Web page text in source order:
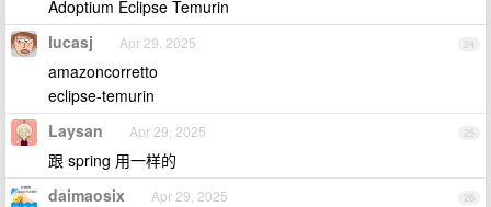
Adoptium Eclipse Temurin
24
lucasj Apr 29, 2025
amazoncorretto
eclipse-temurin
25
Laysan Apr 29, 2025
跟 spring 用一样的
26
daimaosix Apr 29, 2025